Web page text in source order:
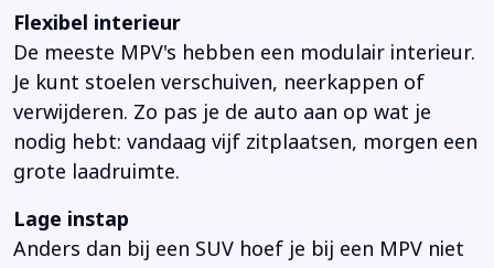
Flexibel interieur
De meeste MPV's hebben een modulair interieur.
Je kunt stoelen verschuiven, neerkappen of
verwijderen. Zo pas je de auto aan op wat je
nodig hebt: vandaag vijf zitplaatsen, morgen een
grote laadruimte.
Lage instap
Anders dan bij een SUV hoef je bij een MPV niet